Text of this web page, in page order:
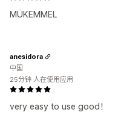
MÜKEMMEL
very easy to use good！
anesidora
中国
25分钟 人在使用应用